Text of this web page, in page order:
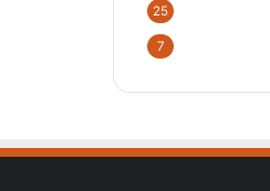
25
7